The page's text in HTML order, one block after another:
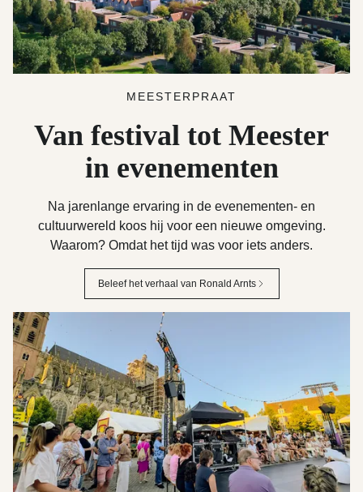
MEESTERPRAAT
Van festival tot Meester
in evenementen
Na jarenlange ervaring in de evenementen- en
cultuurwereld koos hij voor een nieuwe omgeving.
Waarom? Omdat het tijd was voor iets anders.
Beleef het verhaal van Ronald Arnts